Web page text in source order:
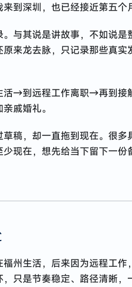
到深圳，也已经接近第五个
与其说是讲故事，不如说是
来龙去脉，只记录那些真实
→到远程工作离职→再到接
戚婚礼。
稿，却一直拖到现在。很多
现在，想先给当下留下一份
州生活，后来因为远程工作
只是节奏稳定、路径清晰，